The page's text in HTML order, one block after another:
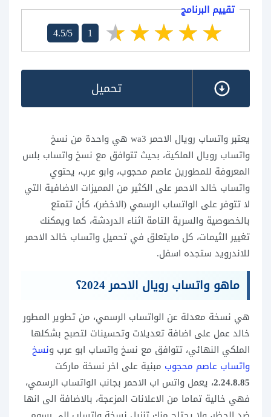
تقييم البرنامج
4.5/5 1
تحميل
يعتبر واتساب رويال الاحمر wa3 هي واحدة من نسخ
واتساب رويال الملكية، بحيث تتوافق مع نسخ واتساب بلس
المعروفة للمطورين عاصم محجوب، وابو عرب، يحتوي
واتساب خالد الاحمر على الكثير من المميزات الاضافية التي
لا تتوفر على الواتساب الرسمي (الاخضر)، كأن تتمتع
بالخصوصية والسرية التامة اثناء الدردشة، كما ويمكنك
تغيير الثيمات، كل مايتعلق في تحميل واتساب خالد الاحمر
للاندرويد ستجده اسفل.
ماهو واتساب رويال الاحمر 2024؟
هي نسخة معدلة عن الواتساب الرسمي، من تطوير المطور
خالد عمل على اضافة تعديلات وتحسينات لتصبح بشكلها
الملكي النهائي، تتوافق مع نسخ واتساب ابو عرب ونسخ
واتساب عاصم محجوب مبنية على اخر نسخة ماركت
2.24.8.85، يعمل واتس اب الاحمر بجانب الواتساب الرسمي،
فهي خالية تماما من الاعلانات المزعجة، بالاضافة الى انها